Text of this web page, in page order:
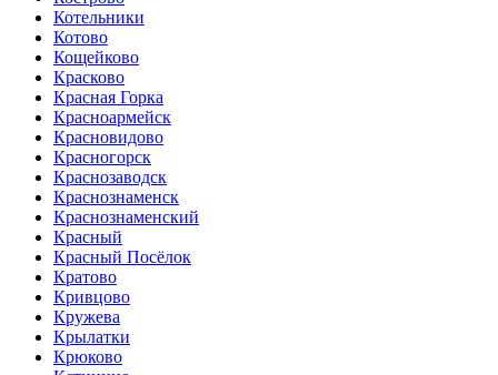
Котельники
Котово
Кощейково
Красково
Красная Горка
Красноармейск
Красновидово
Красногорск
Краснозаводск
Краснознаменск
Краснознаменский
Красный
Красный Посёлок
Кратово
Кривцово
Кружева
Крылатки
Крюково